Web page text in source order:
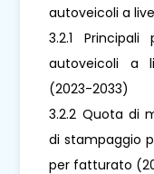
autoveicoli a
3.2.1
autoveicoli a
(2023-2033)
3.2.2 Quota di
di stampaggio
per fatturato